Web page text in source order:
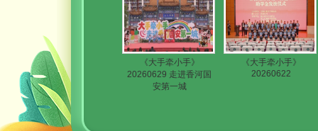
《大手牵小手》
20260629 走进香河国
安第一城
《大手牵小手》
20260622